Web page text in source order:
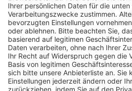
Trainerausbildung
Schulungsangebot Vereinsmitarbeiter
BFV-Geschäftsstellen
Trainerbörse
Login SpielPlus